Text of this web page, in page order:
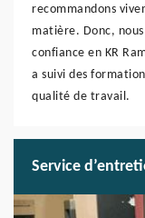
recommandons
matière. Donc,
confiance en KR
a suivi des
qualité de travail.
Service